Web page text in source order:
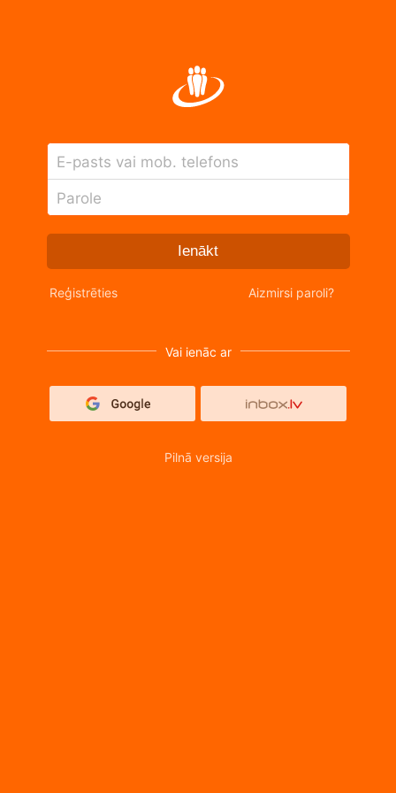
E-pasts vai mob. telefons
Parole
Ienākt
Reģistrēties Aizmirsi paroli?
Vai ienāc ar
Pilnā versija